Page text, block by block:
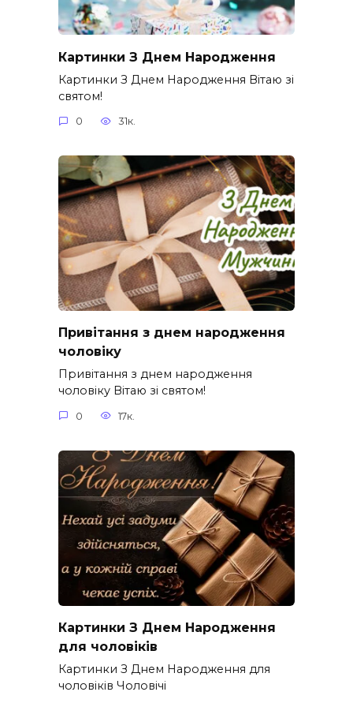
Картинки З Днем Народження
Картинки З Днем Народження Вітаю зі
святом!
0 31к.
Привітання з днем народження
чоловіку
Привітання з днем народження
чоловіку Вітаю зі святом!
0 17к.
Картинки З Днем Народження
для чоловіків​
Картинки З Днем Народження для
чоловіків​ Чоловічі